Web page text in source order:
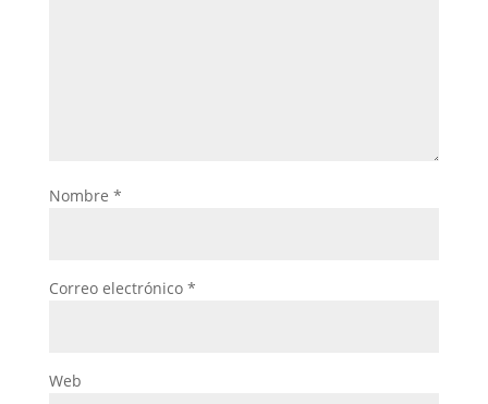
Nombre *
Correo electrónico *
Web